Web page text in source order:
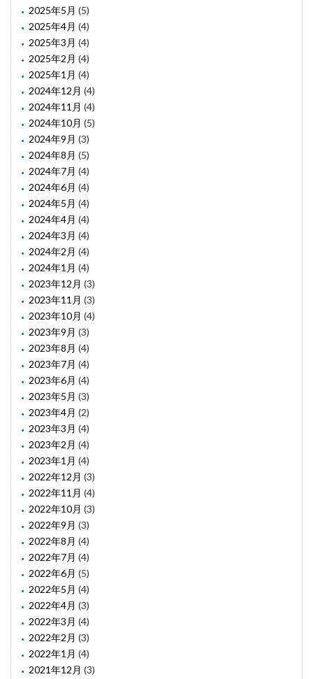
2025年5月 (5)
2025年4月 (4)
2025年3月 (4)
2025年2月 (4)
2025年1月 (4)
2024年12月 (4)
2024年11月 (4)
2024年10月 (5)
2024年9月 (3)
2024年8月 (5)
2024年7月 (4)
2024年6月 (4)
2024年5月 (4)
2024年4月 (4)
2024年3月 (4)
2024年2月 (4)
2024年1月 (4)
2023年12月 (3)
2023年11月 (3)
2023年10月 (4)
2023年9月 (3)
2023年8月 (4)
2023年7月 (4)
2023年6月 (4)
2023年5月 (3)
2023年4月 (2)
2023年3月 (4)
2023年2月 (4)
2023年1月 (4)
2022年12月 (3)
2022年11月 (4)
2022年10月 (3)
2022年9月 (3)
2022年8月 (4)
2022年7月 (4)
2022年6月 (5)
2022年5月 (4)
2022年4月 (3)
2022年3月 (4)
2022年2月 (3)
2022年1月 (4)
2021年12月 (3)